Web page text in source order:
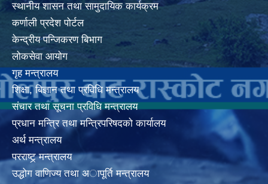
स्थानीय शासन तथा सामुदायिक कार्यक्रम
कर्णाली प्रदेश पोर्टल
केन्द्रीय पन्जिकरण बिभाग
लोकसेवा आयोग
गृह मन्त्रालय
शिक्षा, बिज्ञान तथा प्रविधि मन्त्रालय
संचार तथा सूचना प्रविधि मन्त्रालय
प्रधान मन्त्रि तथा मन्त्रिपरिषदको कार्यालय
अर्थ मन्त्रालय
परराष्ट्र् मन्त्रालय
उद्धोग वाणिज्य तथा अापूर्ति मन्त्रालय